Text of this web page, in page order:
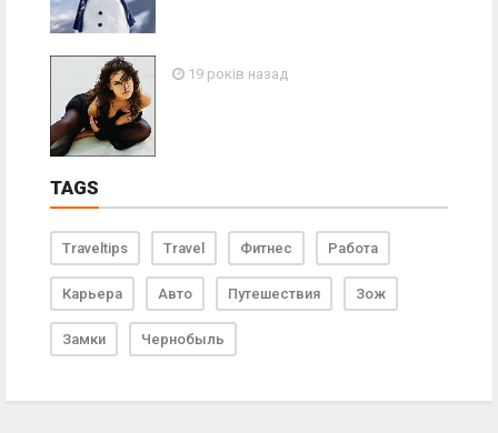
19 років назад
TAGS
Traveltips Travel Фитнес Работа
Карьера Авто Путешествия Зож
Замки Чернобыль